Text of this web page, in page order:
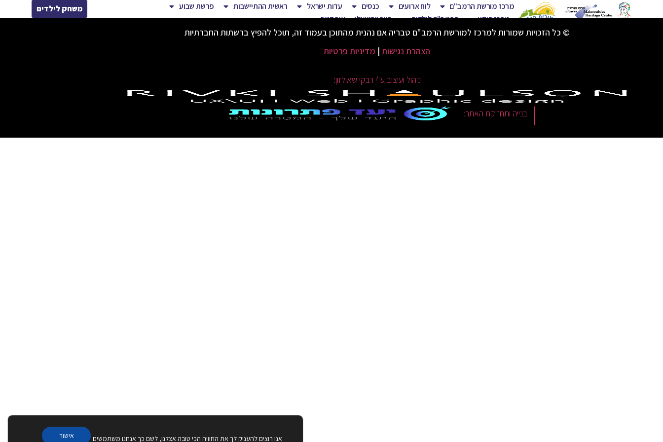
מרכז מורשת הרמב"ם לוח ארועים כנסים עדות ישראל ראשית ההתיישבות
פרשת שבוע
מרכז הידע
הרמב"ם לילדים סיור וירטואלי צור קשר
משחק לילדים
© כל הזכויות שמורות למרכז למורשת הרמב"ם טבריה אם נהנית מהתוכן בעמוד זה, תוכל להפיץ ברשתות החברתיות
הצהרת נגישות | מדיניות פרטיות
ניהול ועיצוב ע"י רבקי שאולזון:
| בנייה ותחזוקת האתר:
אנו רוצים להעניק לך את החוויה הכי טובה אצלנו, לשם כך אנחנו משתמשים אישור